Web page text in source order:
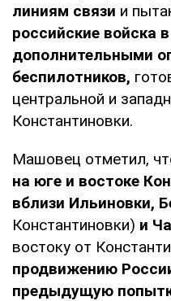
линиям связи и
российские войска
дополнительными
беспилотников,
центральной и
Константиновки.
Машовец отметил,
на юге и востоке
вблизи Ильиновки,
Константиновки) и
востоку от
продвижению
предыдущую